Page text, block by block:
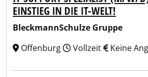
EINSTIEG IN DIE IT-WELT!
BleckmannSchulze Gruppe
Offenburg
Vollzeit Keine